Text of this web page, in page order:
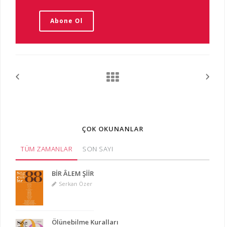
Abone Ol
ÇOK OKUNANLAR
TÜM ZAMANLAR SON SAYI
BİR ÂLEM ŞİİR
Serkan Özer
Ölünebilme Kuralları